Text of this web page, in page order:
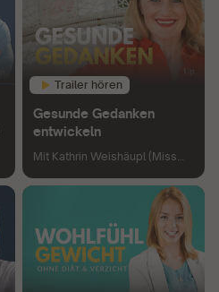
Trailer hören
Gesunde Gedanken
entwickeln
Mit Kathrin Weishäupl (Miss